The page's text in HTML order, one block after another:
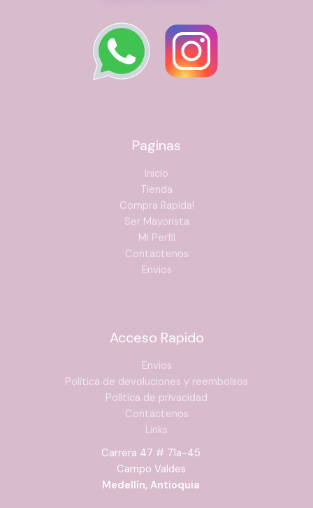
Paginas
Inicio
Tienda
Compra Rapida!
Ser Mayorista
Mi Perfil
Contactenos
Envios
Acceso Rapido
Envios
Política de devoluciones y reembolsos
Política de privacidad
Contactenos
Links
Carrera 47 # 71a-45
Campo Valdes
Medellín, Antioquia